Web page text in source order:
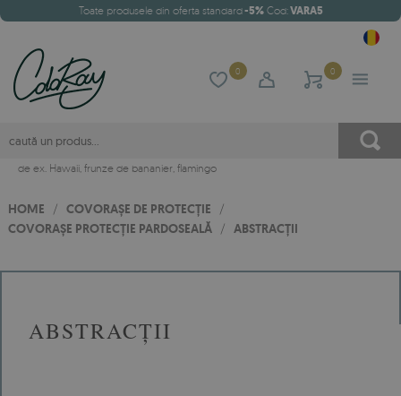
Toate produsele din oferta standard-5%Cod:VARA5
0 0
de ex. Hawaii, frunze de bananier, flamingo
HOME / COVORAȘE DE PROTECȚIE /
COVORAȘE PROTECȚIE PARDOSEALĂ / ABSTRACȚII
ABSTRACȚII